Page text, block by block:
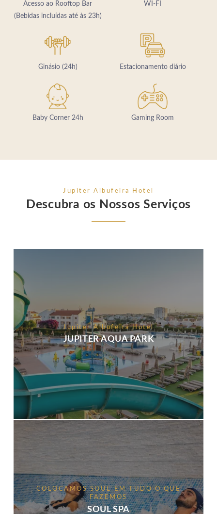
Acesso ao Rooftop Bar
(Bebidas incluídas até às 23h)
WI-FI
Ginásio (24h) Estacionamento diário
Baby Corner 24h Gaming Room
Jupiter Albufeira Hotel
Descubra os Nossos Serviços
Jupiter Albufeira Hotel
JUPITER AQUA PARK
COLOCAMOS SOUL EM TUDO O QUE
FAZEMOS
SOUL SPA